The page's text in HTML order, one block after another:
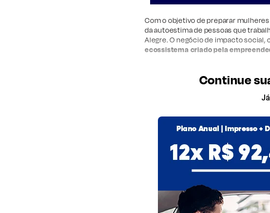
Com o objetivo de preparar
da autoestima de pessoas que
Alegre. O negócio de impacto social,
ecossistema criado pela
Continue